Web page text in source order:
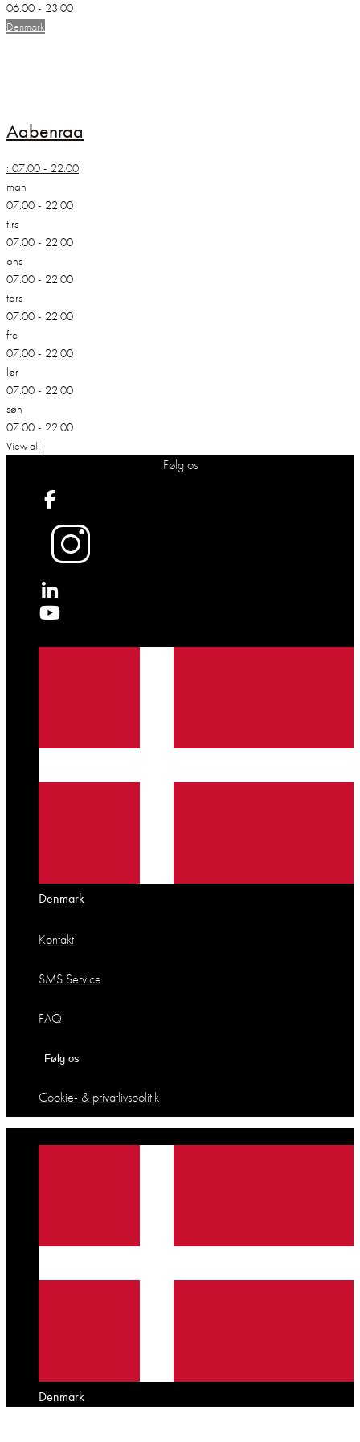
06.00 - 23.00
Denmark
Aabenraa
: 07.00 - 22.00
man
07.00 - 22.00
tirs
07.00 - 22.00
ons
07.00 - 22.00
tors
07.00 - 22.00
fre
07.00 - 22.00
lør
07.00 - 22.00
søn
07.00 - 22.00
View all
Følg os
Denmark
Kontakt
SMS Service
FAQ
Følg os
Cookie- & privatlivspolitik
Denmark